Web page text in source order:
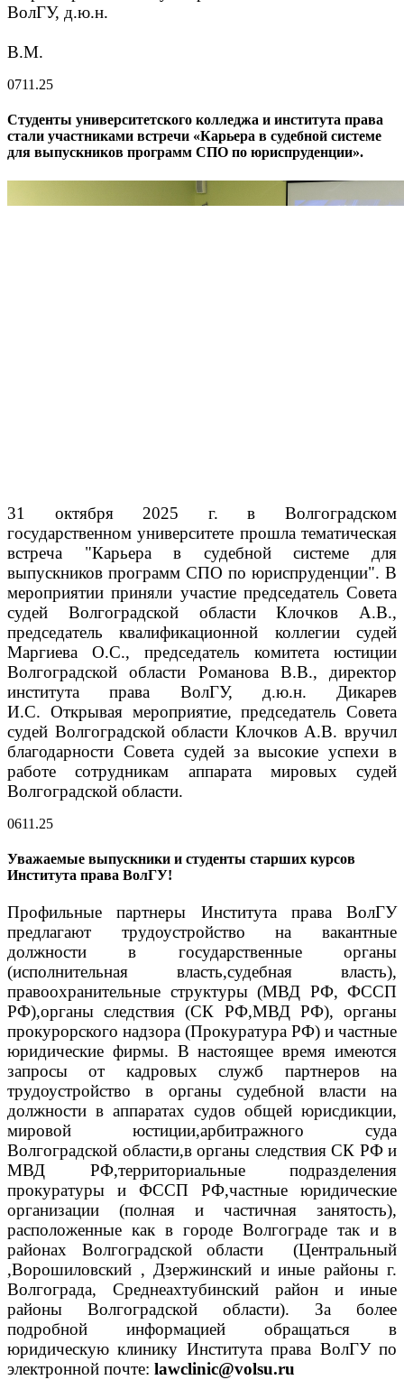
ВолГУ, д.ю.н.
В.М.
0711.25
Студенты университетского колледжа и института права
стали участниками встречи «Карьера в судебной системе
для выпускников программ СПО по юриспруденции».
31 октября 2025 г. в Волгоградском
государственном университете прошла тематическая
встреча "Карьера в судебной системе для
выпускников программ СПО по юриспруденции". В
мероприятии приняли участие председатель Совета
судей Волгоградской области Клочков А.В.,
председатель квалификационной коллегии судей
Маргиева О.С., председатель комитета юстиции
Волгоградской области Романова В.В., директор
института права ВолГУ, д.ю.н. Дикарев
И.С. Открывая мероприятие, председатель Совета
судей Волгоградской области Клочков А.В. вручил
благодарности Совета судей за высокие успехи в
работе сотрудникам аппарата мировых судей
Волгоградской области.
0611.25
Уважаемые выпускники и студенты старших курсов
Института права ВолГУ!
Профильные партнеры Института права ВолГУ
предлагают трудоустройство на вакантные
должности в государственные органы
(исполнительная власть,судебная власть),
правоохранительные структуры (МВД РФ, ФССП
РФ),органы следствия (СК РФ,МВД РФ), органы
прокурорского надзора (Прокуратура РФ) и частные
юридические фирмы. В настоящее время имеются
запросы от кадровых служб партнеров на
трудоустройство в органы судебной власти на
должности в аппаратах судов общей юрисдикции,
мировой юстиции,арбитражного суда
Волгоградской области,в органы следствия СК РФ и
МВД РФ,территориальные подразделения
прокуратуры и ФССП РФ,частные юридические
организации (полная и частичная занятость),
расположенные как в городе Волгограде так и в
районах Волгоградской области (Центральный
,Ворошиловский , Дзержинский и иные районы г.
Волгограда, Среднеахтубинский район и иные
районы Волгоградской области). За более
подробной информацией обращаться в
юридическую клинику Института права ВолГУ по
электронной почте: lawclinic@volsu.ru